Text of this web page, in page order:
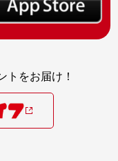
トをお届け！